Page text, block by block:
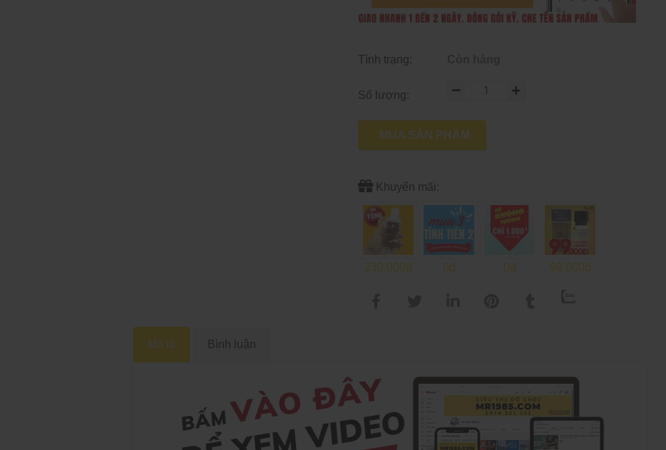
Tình trạng:
Số lượng:
MUA SẢN PHẨM
Khuyến mãi:
230.000đ 0đ 0đ 99.000đ
Mô tả Bình luận